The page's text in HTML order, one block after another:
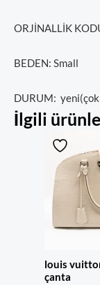
ORJİNALLİK
BEDEN: Small
DURUM:
İlgili
louis
çanta